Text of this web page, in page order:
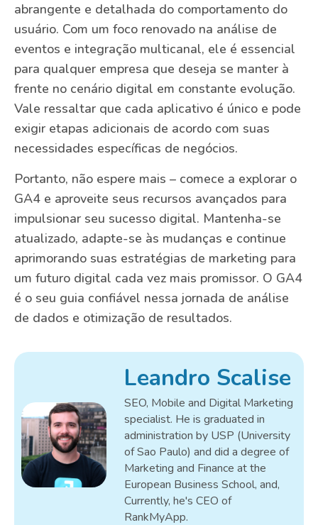
abrangente e detalhada do comportamento do
usuário. Com um foco renovado na análise de
eventos e integração multicanal, ele é essencial
para qualquer empresa que deseja se manter à
frente no cenário digital em constante evolução.
Vale ressaltar que cada aplicativo é único e pode
exigir etapas adicionais de acordo com suas
necessidades específicas de negócios.
Portanto, não espere mais – comece a explorar o
GA4 e aproveite seus recursos avançados para
impulsionar seu sucesso digital. Mantenha-se
atualizado, adapte-se às mudanças e continue
aprimorando suas estratégias de marketing para
um futuro digital cada vez mais promissor. O GA4
é o seu guia confiável nessa jornada de análise
de dados e otimização de resultados.
Leandro Scalise
SEO, Mobile and Digital Marketing
specialist. He is graduated in
administration by USP (University
of Sao Paulo) and did a degree of
Marketing and Finance at the
European Business School, and,
Currently, he's CEO of
RankMyApp.